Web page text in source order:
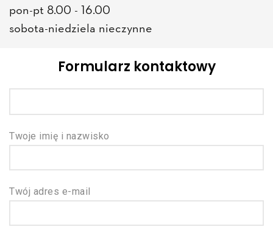
pon-pt 8.00 - 16.00
sobota-niedziela nieczynne
Formularz kontaktowy
Twoje imię i nazwisko
Twój adres e-mail